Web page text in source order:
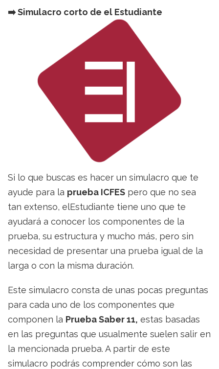
➡️​ Simulacro corto de el Estudiante
Si lo que buscas es hacer un simulacro que te
ayude para la prueba ICFES pero que no sea
tan extenso, elEstudiante tiene uno que te
ayudará a conocer los componentes de la
prueba, su estructura y mucho más, pero sin
necesidad de presentar una prueba igual de la
larga o con la misma duración.
Este simulacro consta de unas pocas preguntas
para cada uno de los componentes que
componen la Prueba Saber 11, estas basadas
en las preguntas que usualmente suelen salir en
la mencionada prueba. A partir de este
simulacro podrás comprender cómo son las